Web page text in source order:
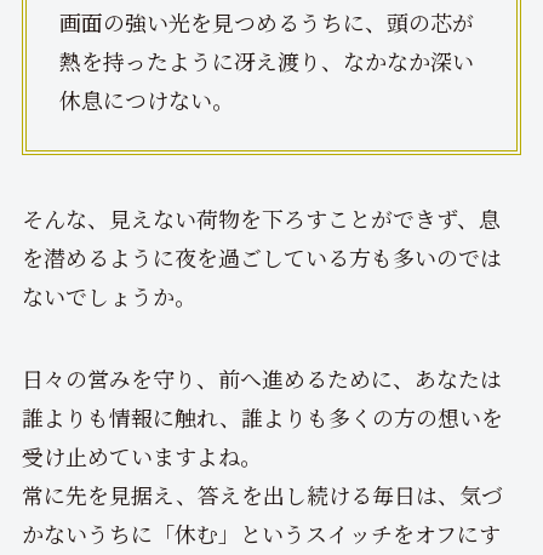
画面の強い光を見つめるうちに、頭の芯が
熱を持ったように冴え渡り、なかなか深い
休息につけない。
そんな、見えない荷物を下ろすことができず、息
を潜めるように夜を過ごしている方も多いのでは
ないでしょうか。
日々の営みを守り、前へ進めるために、あなたは
誰よりも情報に触れ、誰よりも多くの方の想いを
受け止めていますよね。
常に先を見据え、答えを出し続ける毎日は、気づ
かないうちに「休む」というスイッチをオフにす